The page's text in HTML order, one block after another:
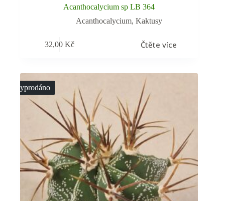
Acanthocalycium sp LB 364
Acanthocalycium,Kaktusy
32,00Kč Čtěte více
Vyprodáno